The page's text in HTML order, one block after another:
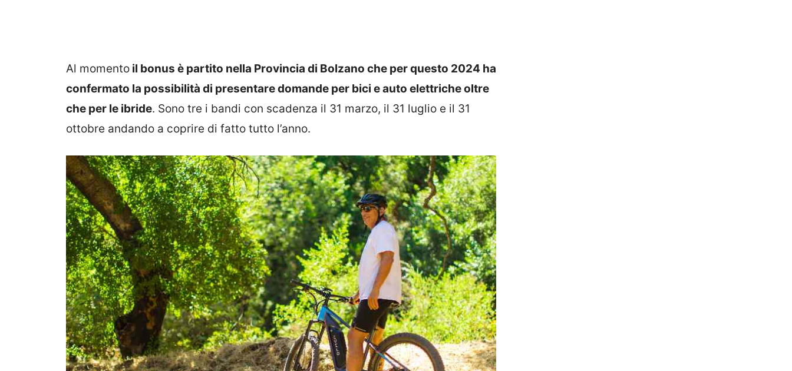
Al momento il bonus è partito nella Provincia di Bolzano che per questo 2024 ha
confermato la possibilità di presentare domande per bici e auto elettriche oltre
che per le ibride. Sono tre i bandi con scadenza il 31 marzo, il 31 luglio e il 31
ottobre andando a coprire di fatto tutto l’anno.